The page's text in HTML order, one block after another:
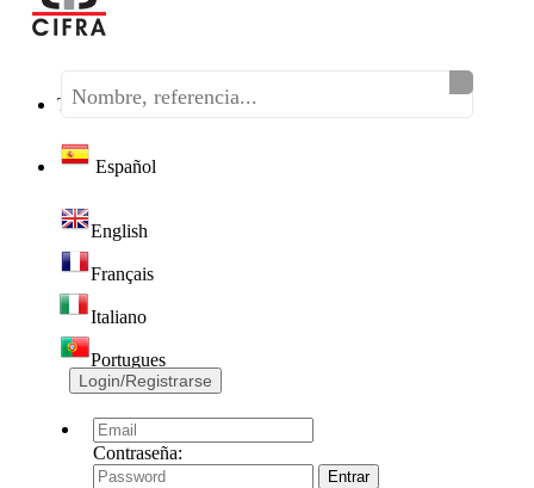
Teléfono:(+34) 968 320 046
Español
English
Français
Italiano
Portugues
Login/Registrarse
Contraseña: